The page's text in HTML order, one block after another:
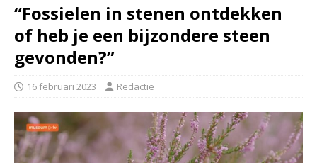
“Fossielen in stenen ontdekken
of heb je een bijzondere steen
gevonden?”
16 februari 2023 Redactie